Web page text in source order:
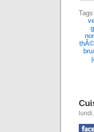
Tags: